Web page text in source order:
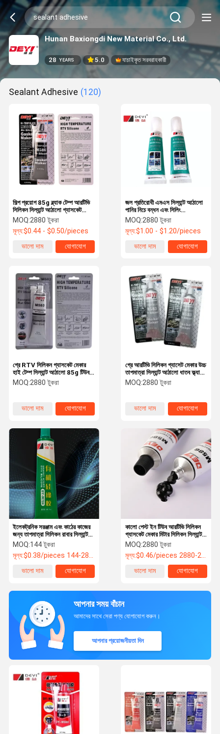
Hunan Baxiongdi New Material Co., Ltd.
28 YEARS 5.0 যাচাইকৃত সরবরাহকারী
Sealant Adhesive (120)
শিল্প প্রয়োগ 85g ব্ল্যাক টেম্প আরটিভি
সিলিকন সিল্যান্ট আঠালো গ্যাসকেট
মেকার
MOQ:2880 টুকরা
মূল্য:$0.44 - $0.50/pieces
ভালো দাম
যোগাযোগ
জল প্রতিরোধী এমএস সিল্যান্ট আঠালো
পানির নিচে বন্ধন এবং সিলিং
অ্যাপ্লিকেশন জন্য
MOQ:2880 টুকরা
মূল্য:$1.00 - $1.20/pieces
ভালো দাম
যোগাযোগ
গ্রে RTV সিলিকন গ্যাসকেট মেকার
হাই টেম্প সিল্যান্ট আঠালো 85g টিউব
অটোমোটিভ মেটাল ফ্ল্যাঞ্জের জন্য
MOQ:2880 টুকরা
ভালো দাম যোগাযোগ
গ্রে আরটিভি সিলিকন গ্যাসেট মেকার উচ্চ
তাপমাত্রা সিল্যান্ট আঠালো ধাতব ফ্ল্যাঞ্জ
ফাঁক পূরণের জন্য
MOQ:2880 টুকরা
ভালো দাম যোগাযোগ
ইলেকট্রনিক সরঞ্জাম এবং কাঠের কাজের
জন্য তাপমাত্রা সিলিকন রাবার সিল্যান্ট
আঠালো
MOQ:144 টুকরা
মূল্য:$0.38/pieces 144-2879 pieces
ভালো দাম
যোগাযোগ
কালো পেস্ট ইন টিউব আরটিভি সিলিকন
গ্যাসকেট মেকার মিটার সিলিকন সিল্যান্ট
আঠালো জন্য
MOQ:2880 টুকরা
মূল্য:$0.46/pieces 2880-28799 pieces
ভালো দাম
যোগাযোগ
আপনার সময় বাঁচান
আমাদের সাথে সেরা পণ্য যোগাযোগ করুন।
আপনার প্রয়োজনীয়তা দিন